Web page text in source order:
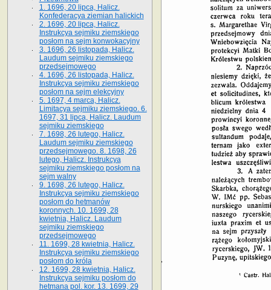
1. 1696, 20 lipca, Halicz.
Konfederacya ziemian halickich
2. 1696, 20 lipca, Halicz.
Instrukcya sejmiku ziemskiego
posłom na sejm konwokacyjny
3. 1696, 26 listopada, Halicz.
Laudum sejmiku ziemskiego
przedsejmowego
4. 1696, 26 listopada, Halicz.
Instrukcya sejmiku ziemskiego
posłom na sejm elekcyjny
5. 1697, 4 marca, Halicz.
Limitacya sejmiku ziemskiego. 6.
1697, 31 lipca, Halicz. Laudum
sejmiku ziemskiego
7. 1698, 26 lutego, Halicz.
Laudum sejmiku ziemskiego
przedsejmowego. 8. 1698, 26
lutego, Halicz. Instrukcya
sejmiku ziemskiego posłom na
sejm walny
9. 1698, 26 lutego, Halicz.
Instrukcya sejmiku ziemskiego
posłom do hetmanów
koronnych. 10. 1699, 28
kwietnia, Halicz. Laudum
sejmiku ziemskiego
przedsejmowego
11. 1699, 28 kwietnia, Halicz.
Instrukcya sejmiku ziemskiego
posłom do króla
12. 1699, 28 kwietnia, Halicz.
Instrukcya sejmiku posłom do
hetmana pol. kor. 13. 1699, 29